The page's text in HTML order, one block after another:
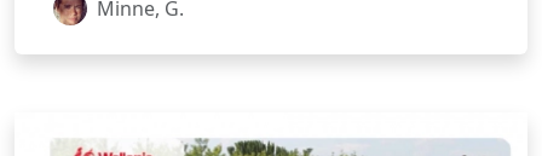
Minne, G.